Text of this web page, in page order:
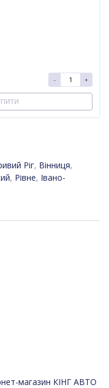
- +
Ріг, Вінниця,
, Рівне, Івано-
магазин КІНГ АВТО